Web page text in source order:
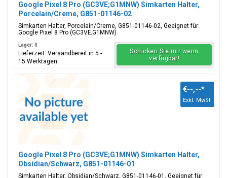
Google Pixel 8 Pro (GC3VE;G1MNW) Simkarten Halter,
Porcelain/Creme, G851-01146-02
Simkarten Halter, Porcelain/Creme, G851-01146-02, Geeignet für:
Google Pixel 8 Pro (GC3VE;G1MNW)
Lager: 0
Lieferzeit: Versandbereit in 5 -
15 Werktagen
Schicken Sie mir wenn
verfügbar!
Google Pixel 8 Pro (GC3VE;G1MNW) Simkarten Halter,
Obsidian/Schwarz, G851-01146-01
Simkarten Halter, Obsidian/Schwarz, G851-01146-01, Geeignet für:
€--,--*
Exkl. MwSt.